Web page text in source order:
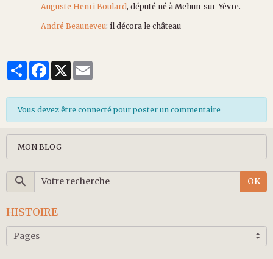
Auguste Henri Boulard, député né à Mehun-sur-Yèvre.
André Beauneveu: il décora le château
PartagerFacebook
X
Vous devez être connecté pour poster un commentaire
MON BLOG
OK
HISTOIRE